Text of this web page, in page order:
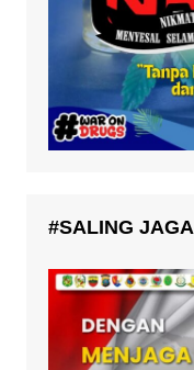
#SALING JAGA